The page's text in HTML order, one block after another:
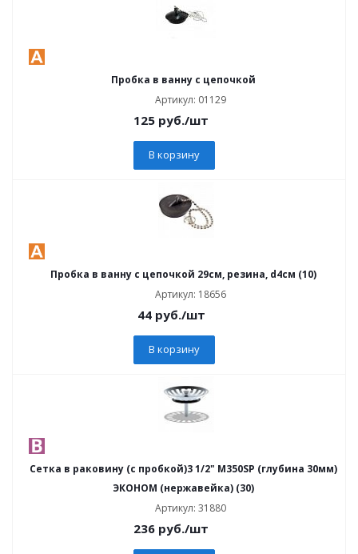
Пробка в ванну с цепочкой
Артикул: 01129
125 руб./шт
В корзину
Пробка в ванну с цепочкой 29см, резина, d4см (10)
Артикул: 18656
44руб./шт
В корзину
Сетка в раковину (с пробкой)3 1/2" M350SP (глубина 30мм)
ЭКОНОМ (нержавейка) (30)
Артикул: 31880
236 руб./шт